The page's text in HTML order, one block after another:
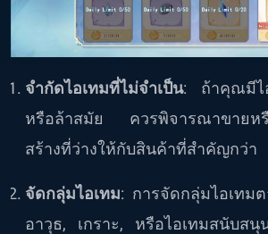
จำกัดไอเทมที่ไม่จำเป็น: ถ้าคุณมีไ
หรือล้าสมัย ควรพิจารณาขายหรื
สร้างที่ว่างให้กับสินค้าที่สำคัญกว่า
จัดกลุ่มไอเทม: การจัดกลุ่มไอเทม
อาวุธ, เกราะ, หรือไอเทมสนับส